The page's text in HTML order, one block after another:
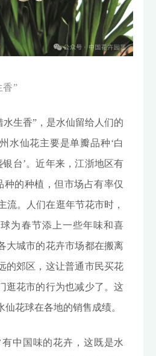
香”
水生香”，是水仙留给人们的
水仙花主要是单瓣品种‘白
银台’。近年来，江浙地区有
种的种植，但市场占有率仅
流。人们在逛年节花市时，
为春节添上一些年味和喜
大城市的花卉市场都在搬离
的郊区，这让普通市民买花
逛花市的行为也减少了。这
花球在各地的销售成绩。
中国味的花卉，这既是水